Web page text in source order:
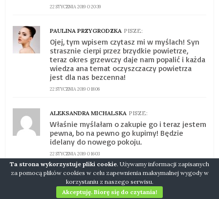
22 STYCZNIA 2019 O 20:39
PAULINA PRZYGRODZKA PISZE:
22 STYCZNIA 2019 O 18:06
Ojej, tym wpisem czytasz mi w myślach! Syn
strasznie cierpi przez brzydkie powietrze,
teraz okres grzewczy daje nam popalić i każda
wiedza ana temat oczyszczaczy powietrza
jest dla nas bezcenna!
ALEKSANDRA MICHALSKA PISZE:
22 STYCZNIA 2019 O 16:03
Właśnie myślałam o zakupie go i teraz jestem
pewna, bo na pewno go kupimy! Będzie
idelany do nowego pokoju.
GRANIVERA
Oj przydałby mi się taki odświeżacz powietrza.
Ta strona wykorzystuje pliki cookie. Używamy informacji zapisanych
za pomocą plików cookies w celu zapewnienia maksymalnej wygody w
korzystaniu z naszego serwisu.
Akceptuję. Biorę się do czytania!